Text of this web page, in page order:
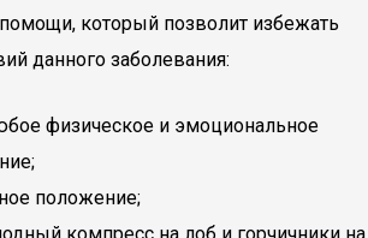
который позволит избежать
данного заболевания:
физическое и эмоциональное
положение;